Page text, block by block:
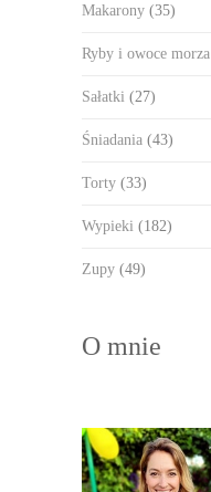
Makarony (35)
Ryby i owoce morza
Sałatki (27)
Śniadania (43)
Torty (33)
Wypieki (182)
Zupy (49)
O mnie